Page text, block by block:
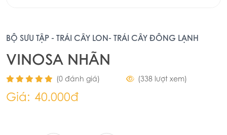
BỘ SƯU TẬP - TRÁI CÂY LON- TRÁI CÂY ĐÔNG LẠNH
VINOSA NHÃN
(0 đánh giá) (338 lượt xem)
Giá: 40.000đ